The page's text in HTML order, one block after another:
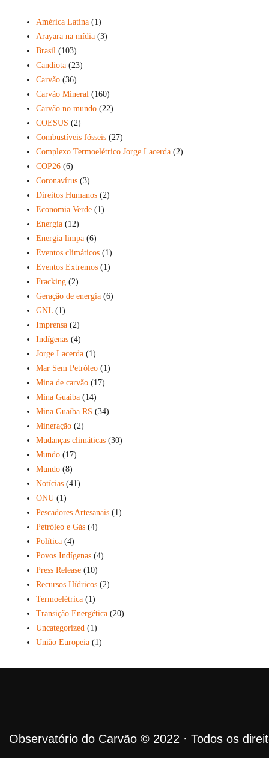
América Latina (1)
Arayara na mídia (3)
Brasil (103)
Candiota (23)
Carvão (36)
Carvão Mineral (160)
Carvão no mundo (22)
COESUS (2)
Combustíveis fósseis (27)
Complexo Termoelétrico Jorge Lacerda (2)
COP26 (6)
Coronavírus (3)
Direitos Humanos (2)
Economia Verde (1)
Energia (12)
Energia limpa (6)
Eventos climáticos (1)
Eventos Extremos (1)
Fracking (2)
Geração de energia (6)
GNL (1)
Imprensa (2)
Indígenas (4)
Jorge Lacerda (1)
Mar Sem Petróleo (1)
Mina de carvão (17)
Mina Guaiba (14)
Mina Guaíba RS (34)
Mineração (2)
Mudanças climáticas (30)
Mundo (17)
Mundo (8)
Notícias (41)
ONU (1)
Pescadores Artesanais (1)
Petróleo e Gás (4)
Política (4)
Povos Indígenas (4)
Press Release (10)
Recursos Hídricos (2)
Termoelétrica (1)
Transição Energética (20)
Uncategorized (1)
União Europeia (1)
Observatório do Carvão © 2022 · Todos os